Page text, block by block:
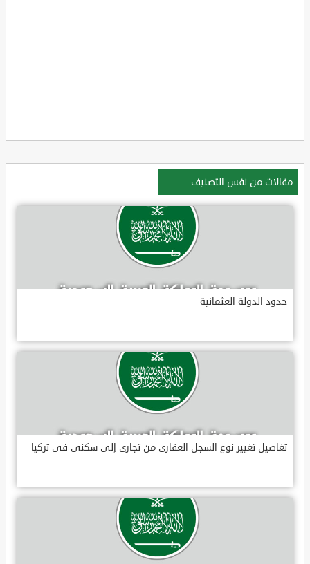
مقالات من نفس التصنيف
حدود الدولة العثمانية
تغاصيل تغيير نوع السجل العقارى من تجارى إلى سكنى فى تركيا